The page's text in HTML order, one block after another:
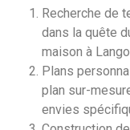
Recherche de
dans la quête
maison à
Plans
plan sur-
envies